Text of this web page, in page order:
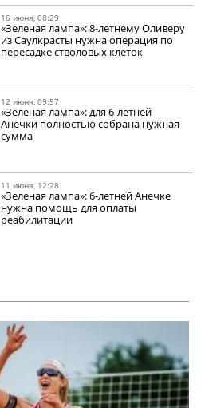
16 июня, 08:29
«Зеленая лампа»: 8-летнему Оливеру
из Саулкрасты нужна операция по
пересадке стволовых клеток
12 июня, 09:57
«Зеленая лампа»: для 6-летней
Анечки полностью собрана нужная
сумма
11 июня, 12:28
«Зеленая лампа»: 6-летней Анечке
нужна помощь для оплаты
реабилитации